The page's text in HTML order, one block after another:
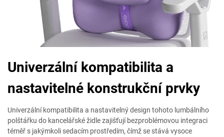
Univerzální kompatibilita a
nastavitelné konstrukční prvky
Univerzální kompatibilita a nastavitelný design tohoto lumbálního
polštářku do kancelářské židle zajišťují bezproblémovou integraci
téměř s jakýmkoli sedacím prostředím, čímž se stává vysoce